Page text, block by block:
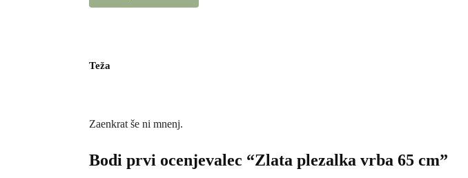
Teža
Zaenkrat še ni mnenj.
Bodi prvi ocenjevalec “Zlata plezalka vrba 65 cm”